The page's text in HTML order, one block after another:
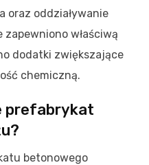
oraz oddziaływanie
właściwą
dodatki zwiększające
chemiczną.
prefabrykat
betonowego